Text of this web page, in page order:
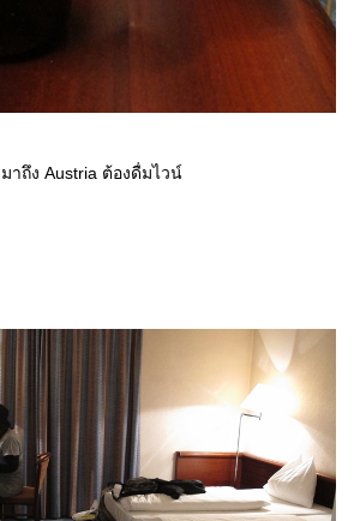
มาถึง Austria ต้องดื่มไวน์